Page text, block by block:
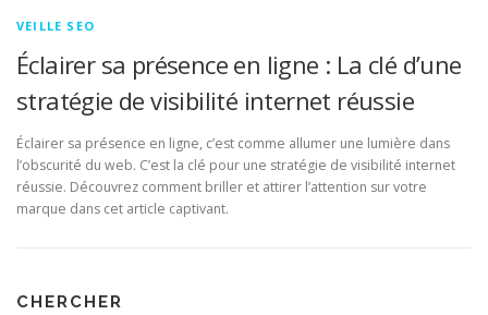
VEILLE SEO
Éclairer sa présence en ligne : La clé d’une
stratégie de visibilité internet réussie
Éclairer sa présence en ligne, c’est comme allumer une lumière dans
l’obscurité du web. C’est la clé pour une stratégie de visibilité internet
réussie. Découvrez comment briller et attirer l’attention sur votre
marque dans cet article captivant.
CHERCHER